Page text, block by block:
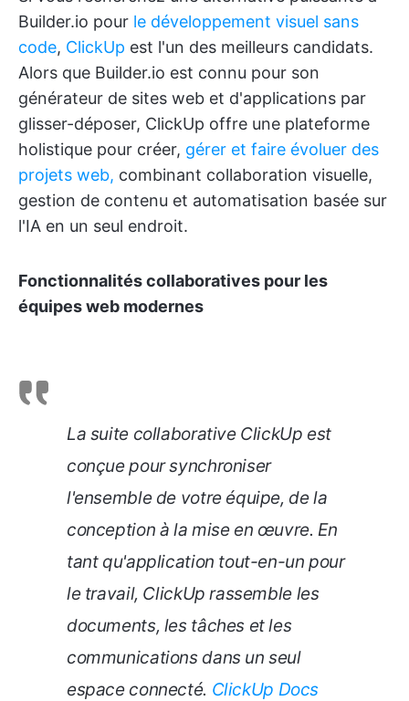
Builder.io pour le développement visuel sans
code, ClickUp est l'un des meilleurs candidats.
Alors que Builder.io est connu pour son
générateur de sites web et d'applications par
glisser-déposer, ClickUp offre une plateforme
holistique pour créer, gérer et faire évoluer des
projets web, combinant collaboration visuelle,
gestion de contenu et automatisation basée sur
l'IA en un seul endroit.
Fonctionnalités collaboratives pour les
équipes web modernes
La suite collaborative ClickUp est
conçue pour synchroniser
l'ensemble de votre équipe, de la
conception à la mise en œuvre. En
tant qu'application tout-en-un pour
le travail, ClickUp rassemble les
documents, les tâches et les
communications dans un seul
espace connecté. ClickUp Docs